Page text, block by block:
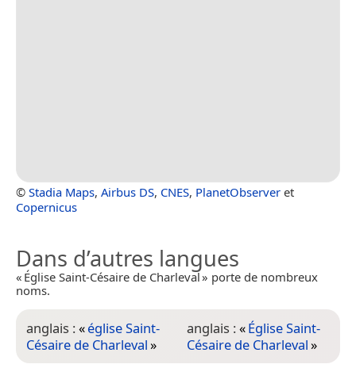
© Stadia Maps, Airbus DS, CNES, PlanetObserver et
Copernicus
Dans d’autres langues
« Église Saint-Césaire de Charleval » porte de nombreux
noms.
anglais :«église Saint-
Césaire de Charleval»
anglais :«Église Saint-
Césaire de Charleval»